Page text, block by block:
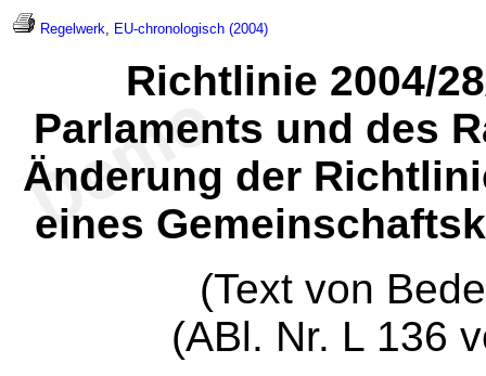
Regelwerk, EU-chronologisch (2004)
Richtlinie 2004/
Parlaments und des
Änderung der
eines
(Text von
(ABl. Nr. L 136